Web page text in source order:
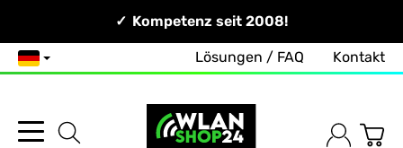
Persönlich & Erreichbar!
Kompetenz seit 2008! Zuverlässig & Schnell!
Deutsch Lösungen / FAQ Kontakt